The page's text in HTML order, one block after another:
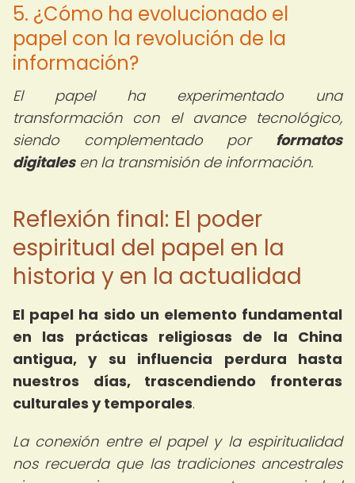
5. ¿Cómo ha evolucionado el
papel con la revolución de la
información?
El papel ha experimentado una
transformación con el avance tecnológico,
siendo complementado por formatos
digitalesen la transmisión de información.
Reflexión final: El poder
espiritual del papel en la
historia y en la actualidad
El papel ha sido un elemento fundamental
en las prácticas religiosas de la China
antigua, y su influencia perdura hasta
nuestros días, trascendiendo fronteras
culturales y temporales.
La conexión entre el papel y la espiritualidad
nos recuerda que las tradiciones ancestrales